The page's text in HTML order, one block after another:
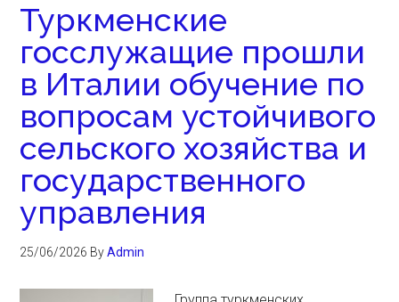
Туркменские
госслужащие прошли
в Италии обучение по
вопросам устойчивого
сельского хозяйства и
государственного
управления
25/06/2026 ByAdmin